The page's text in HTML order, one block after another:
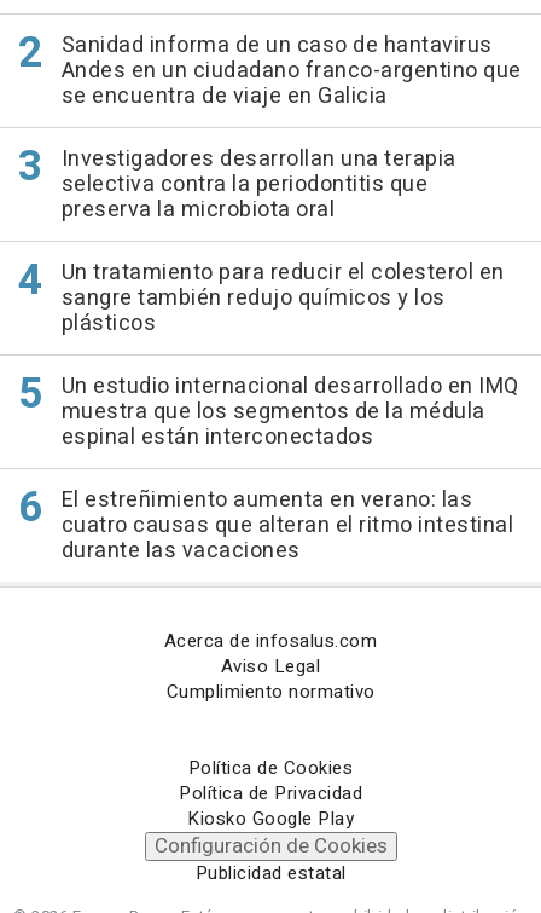
Sanidad informa de un caso de hantavirus
Andes en un ciudadano franco-argentino que
se encuentra de viaje en Galicia
Investigadores desarrollan una terapia
selectiva contra la periodontitis que
preserva la microbiota oral
Un tratamiento para reducir el colesterol en
sangre también redujo químicos y los
plásticos
Un estudio internacional desarrollado en IMQ
muestra que los segmentos de la médula
espinal están interconectados
El estreñimiento aumenta en verano: las
cuatro causas que alteran el ritmo intestinal
durante las vacaciones
Acerca de infosalus.com
Aviso Legal
Cumplimiento normativo
Política de Cookies
Política de Privacidad
Kiosko Google Play
Configuración de Cookies
Publicidad estatal